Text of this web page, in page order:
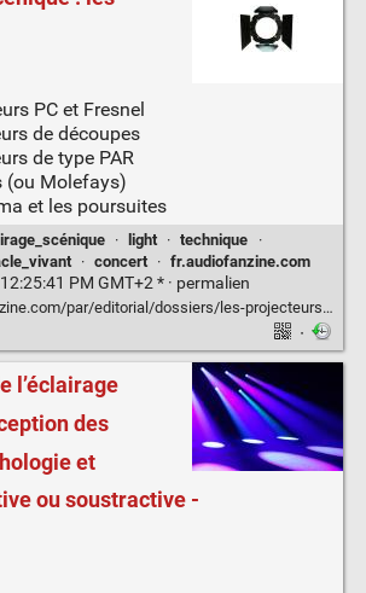
PC et Fresnel
de découpes
de type PAR
(ou Molefays)
et les poursuites
· light · technique
·
· concert · fr.audiofanzine.com
PM GMT+2 * · permalien
par/editorial/dossiers/les-projecteurs-traditionnels.html
·
l’éclairage
des
et
ou soustractive -